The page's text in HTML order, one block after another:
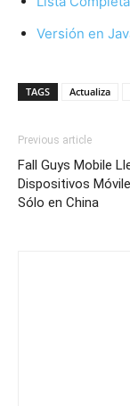
Versión en
TAGS Actualiza
Previous article
Fall Guys Mobile
Dispositivos
Sólo en China